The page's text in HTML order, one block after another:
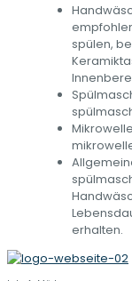
spülen,
erhalten.